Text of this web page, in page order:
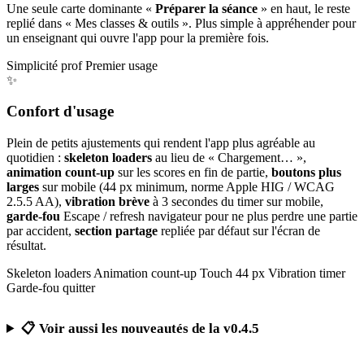
Une seule carte dominante « Préparer la séance » en haut, le reste
replié dans « Mes classes & outils ». Plus simple à appréhender pour
un enseignant qui ouvre l'app pour la première fois.
Simplicité prof Premier usage
✨
Confort d'usage
Plein de petits ajustements qui rendent l'app plus agréable au
quotidien : skeleton loaders au lieu de « Chargement… »,
animation count-up sur les scores en fin de partie, boutons plus
larges sur mobile (44 px minimum, norme Apple HIG / WCAG
2.5.5 AA), vibration brève à 3 secondes du timer sur mobile,
garde-fou Escape / refresh navigateur pour ne plus perdre une partie
par accident, section partage repliée par défaut sur l'écran de
résultat.
Skeleton loaders Animation count-up Touch 44 px Vibration timer
Garde-fou quitter
📋 Voir aussi les nouveautés de la v0.4.5